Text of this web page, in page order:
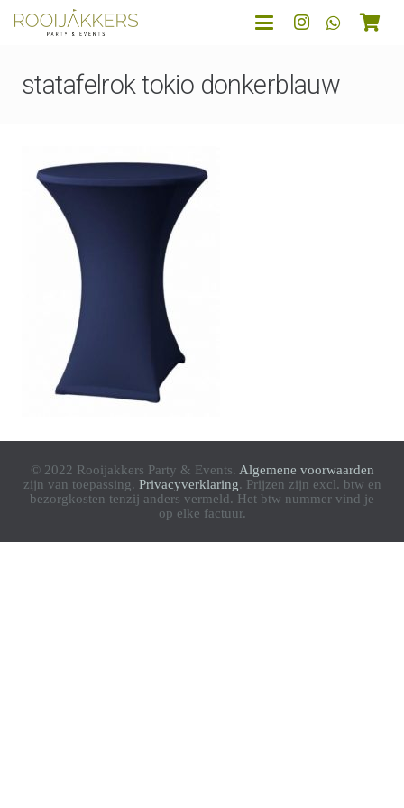
statafelrok tokio donkerblauw
© 2022 Rooijakkers Party & Events. Algemene voorwaarden
zijn van toepassing. Privacyverklaring. Prijzen zijn excl. btw en
bezorgkosten tenzij anders vermeld. Het btw nummer vind je
op elke factuur.